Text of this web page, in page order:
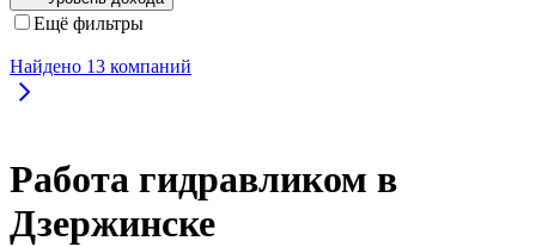
Ещё фильтры
Найдено 13 компаний
Работа гидравликом в
Дзержинске